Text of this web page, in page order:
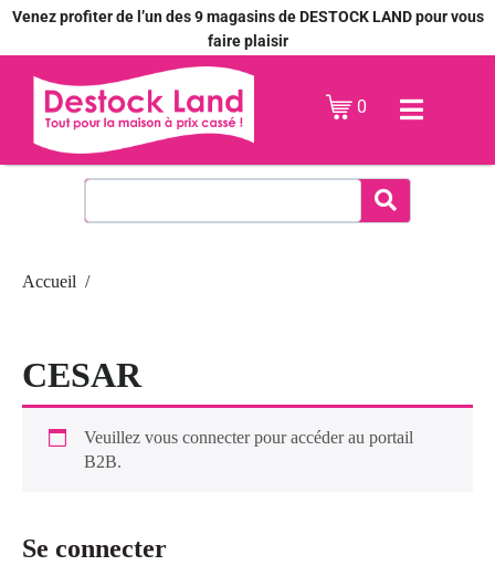
Venez profiter de l’un des 9 magasins de DESTOCK LAND pour vous
faire plaisir
0
Accueil
CESAR
Veuillez vous connecter pour accéder au portail
B2B.
Se connecter